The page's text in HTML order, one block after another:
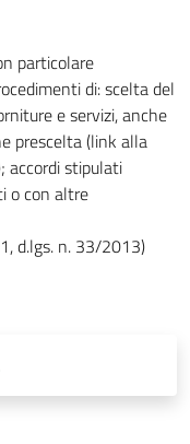
particolare
di: scelta del
e servizi, anche
prescelta (link alla
accordi stipulati
o con altre
d.lgs. n. 33/2013)